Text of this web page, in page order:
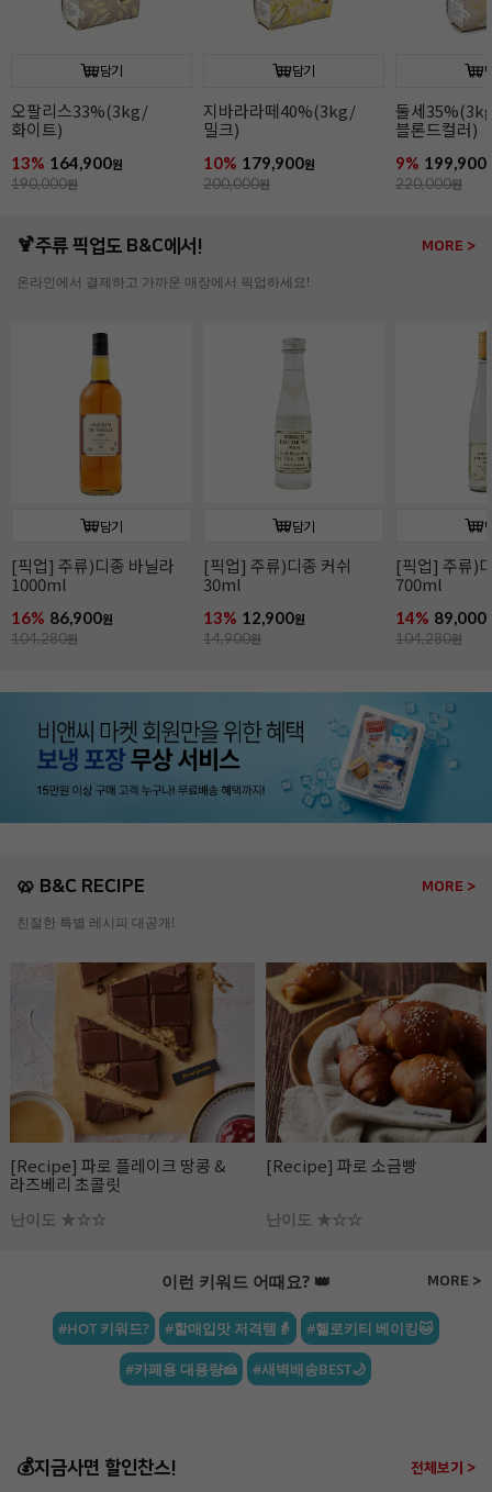
담기
오팔리스33%(3kg/
화이트)
13% 164,900원
190,000원
담기
지바라라떼40%(3kg/
밀크)
10% 179,900원
200,000원
둘세
블론드컬러)
9% 199,900
220,000원
🍹주류 픽업도 B&C에서! MORE >
온라인에서 결제하고 가까운 매장에서 픽업하세요!
담기
[픽업] 주류)디종 바닐라
1000ml
16% 86,900원
104,280원
담기
[픽업] 주류)디종 커쉬
30ml
13% 12,900원
14,900원
[픽업] 주류)
700ml
14% 89,000
104,280원
🥨 B&C RECIPE MORE >
친절한 특별 레시피 대공개!
[Recipe] 파로 플레이크 땅콩 &
라즈베리 초콜릿
난이도 ★☆☆
[Recipe] 파로 소금빵
난이도 ★☆☆
이런 키워드 어때요? 👑 MORE >
#HOT 키워드? #할매입맛 저격템👵 #헬로키티 베이킹🐱
#카페용 대용량🍰 #새벽배송BEST🌙
💰지금사면 할인찬스! 전체보기 >